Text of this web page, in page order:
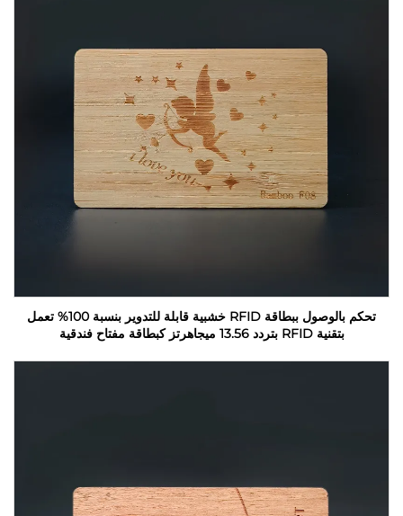
تحكم بالوصول ببطاقة RFID خشبية قابلة للتدوير بنسبة 100% تعمل
بتقنية RFID بتردد 13.56 ميجاهرتز كبطاقة مفتاح فندقية